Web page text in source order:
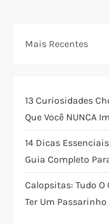
g
ç
ã
o
d
e
Mais Recentes
13 Curiosidades
Que Você NUNCA
14 Dicas
Guia Completo
Calopsitas: Tudo O
Ter Um Passarinho